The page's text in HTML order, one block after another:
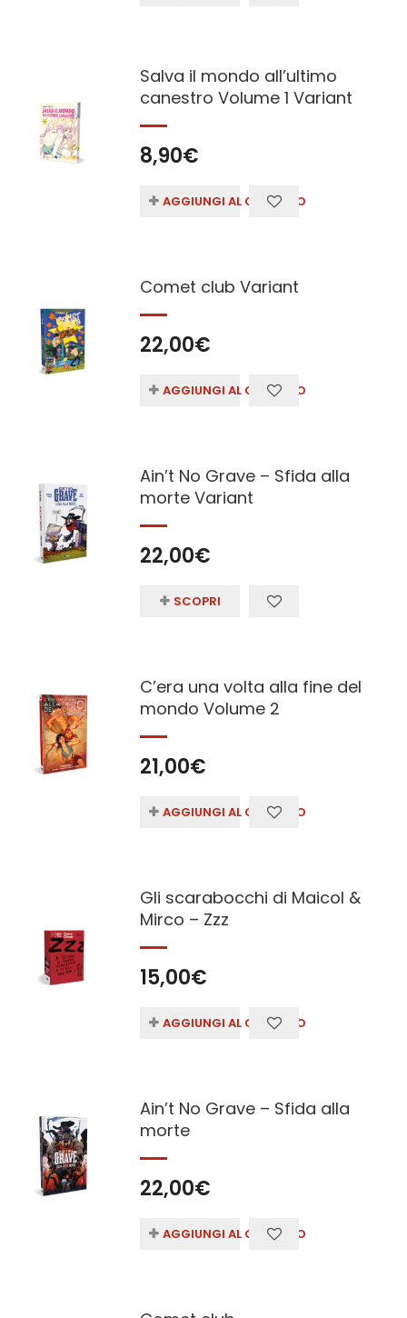
Salva il mondo all’ultimo
canestro Volume 1 Variant
8,90€
AGGIUNGI AL CARRELLO
Comet club Variant
22,00€
AGGIUNGI AL CARRELLO
Ain’t No Grave – Sfida alla
morte Variant
22,00€
SCOPRI
C’era una volta alla fine del
mondo Volume 2
21,00€
AGGIUNGI AL CARRELLO
Gli scarabocchi di Maicol &
Mirco – Zzz
15,00€
AGGIUNGI AL CARRELLO
Ain’t No Grave – Sfida alla
morte
22,00€
AGGIUNGI AL CARRELLO